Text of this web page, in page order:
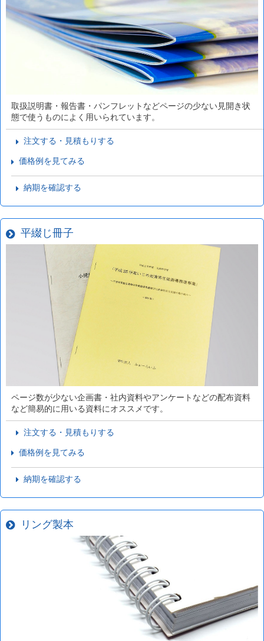
取扱説明書・報告書・パンフレットなどページの少ない見開き状
態で使うものによく用いられています。
注文する・見積もりする
価格例を見てみる
納期を確認する
平綴じ冊子
ページ数が少ない企画書・社内資料やアンケートなどの配布資料
など簡易的に用いる資料にオススメです。
注文する・見積もりする
価格例を見てみる
納期を確認する
リング製本